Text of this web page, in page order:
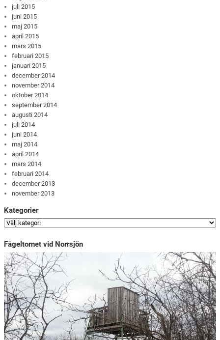
juli 2015
juni 2015
maj 2015
april 2015
mars 2015
februari 2015
januari 2015
december 2014
november 2014
oktober 2014
september 2014
augusti 2014
juli 2014
juni 2014
maj 2014
april 2014
mars 2014
februari 2014
december 2013
november 2013
Kategorier
Fågeltornet vid Norrsjön